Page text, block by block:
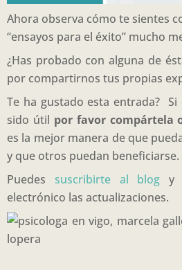
Ahora observa cómo te sientes
“ensayos para el éxito” mucho
¿Has probado con alguna de
por compartirnos tus propias
Te ha gustado esta entrada?
sido útil por favor compártela
es la mejor manera de que
y que otros puedan beneficiarse.
Puedes suscribirte al blog y
electrónico las actualizaciones.